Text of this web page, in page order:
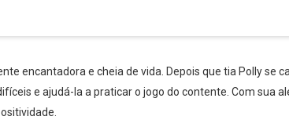
encantadora e cheia de vida. Depois que tia Polly se
e ajudá-la a praticar o jogo do contente. Com sua